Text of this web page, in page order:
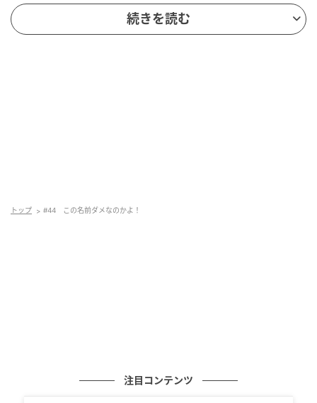
続きを読む
トップ #44 この名前ダメなのかよ！
注目コンテンツ